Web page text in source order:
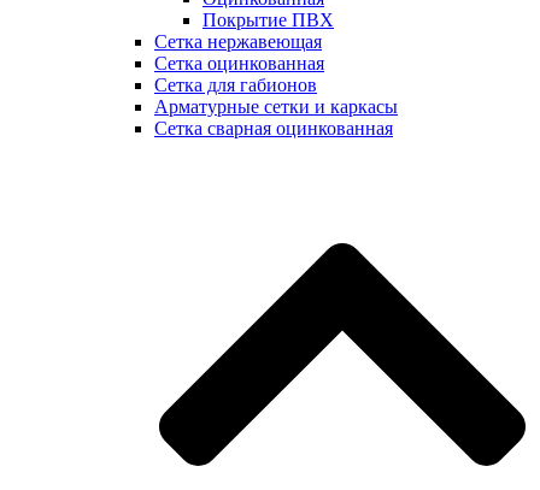
Покрытие ПВХ
Сетка нержавеющая
Сетка оцинкованная
Сетка для габионов
Арматурные сетки и каркасы
Сетка сварная оцинкованная